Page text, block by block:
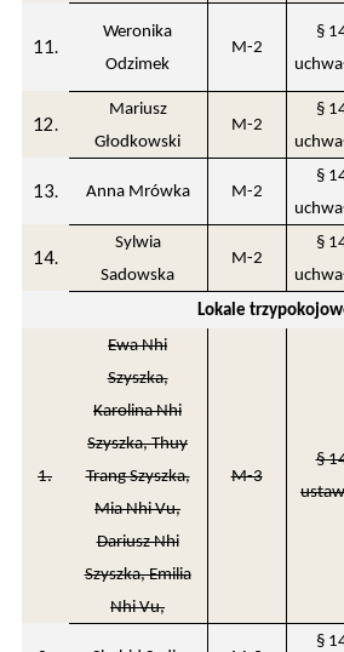
11.
Weronika
Odzimek
M-2
§
12.
Mariusz
Głodkowski
M-2
§
13. Anna Mrówka M-2
§
14.
Sylwia
Sadowska
M-2
§
Lokale
1.
Ewa Nhi
Szyszka,
Karolina Nhi
Szyszka, Thuy
Trang Szyszka,
Mia Nhi Vu,
Dariusz Nhi
Szyszka, Emilia
Nhi Vu,
M-3
§
§